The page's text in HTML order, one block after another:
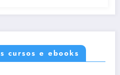
cursos e ebooks